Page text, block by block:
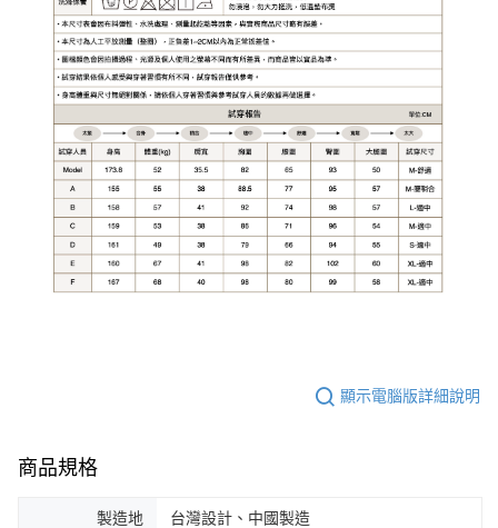
顯示電腦版詳細說明
商品規格
製造地 台灣設計、中國製造